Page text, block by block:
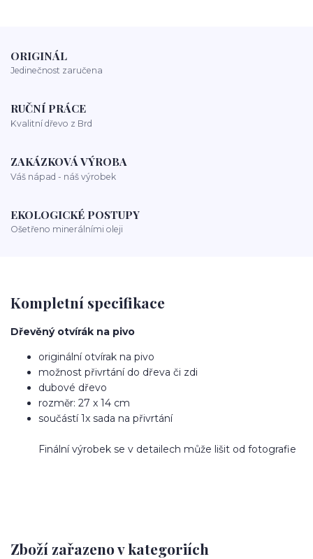
ORIGINÁL
Jedinečnost zaručena
RUČNÍ PRÁCE
Kvalitní dřevo z Brd
ZAKÁZKOVÁ VÝROBA
Váš nápad - náš výrobek
EKOLOGICKÉ POSTUPY
Ošetřeno minerálními oleji
Kompletní specifikace
Dřevěný otvírák na pivo
originální otvírak na pivo
možnost přivrtání do dřeva či zdi
dubové dřevo
rozměr: 27 x 14 cm
součástí 1x sada na přivrtání
Finální výrobek se v detailech může lišit od fotografie
Zboží zařazeno v kategoriích